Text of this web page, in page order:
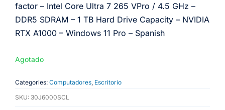
factor – Intel Core Ultra 7 265 VPro / 4.5 GHz –
DDR5 SDRAM – 1 TB Hard Drive Capacity – NVIDIA
RTX A1000 – Windows 11 Pro – Spanish
Agotado
Categories: Computadores Escritorio
SKU: 30J6000SCL